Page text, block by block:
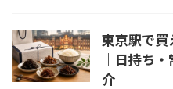
東京駅で買
｜日持ち
介